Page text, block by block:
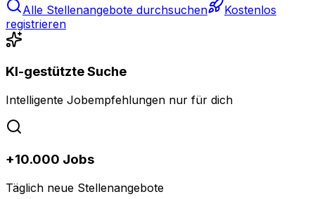
Alle Stellenangebote durchsuchen
Kostenlos
registrieren
KI-gestützte Suche
Intelligente Jobempfehlungen nur für dich
+10.000 Jobs
Täglich neue Stellenangebote